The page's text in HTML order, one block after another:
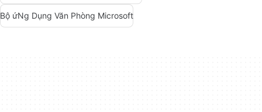
Bộ ứNg Dụng Văn Phòng Microsoft